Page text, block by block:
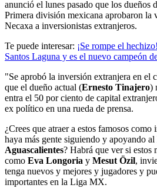
anunció el lunes pasado que los dueños
Primera división mexicana aprobaron la
Necaxa a inversionistas extranjeros.
Te puede interesar: ¡Se rompe el
Santos Laguna y es el nuevo campeón
"Se aprobó la inversión extranjera en el
que el dueño actual (Ernesto Tinajero)
entra el 50 por ciento de capital
ex político en una rueda de prensa.
¿Crees que atraer a estos famosos como
haya más gente siguiendo y apoyando al
Aguascalientes? Habrá que ver si estos
como Eva Longoria y Mesut Özil,
tenga nuevos y mejores y jugadores y
importantes en la Liga MX.